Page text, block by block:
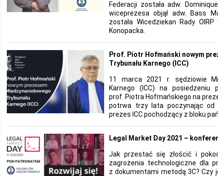
Federacji została adw.
wiceprezesa objął adw. Bass
została Wicedziekan Rady
Konopacka.
Prof. Piotr Hofmański nowym
Trybunału Karnego (ICC)
11 marca 2021 r. sędziowie
Karnego (ICC) na posiedzeniu
prof. Piotra Hofmańskiego na
potrwa trzy lata poczynając od
prezes ICC pochodzący z bloku
Legal Market Day 2021 –
Jak przestać się złościć i
zagrożenia technologiczne dla
z dokumentami metodą 3C?